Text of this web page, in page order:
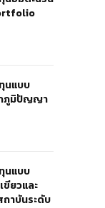
นแบบ
ภูมิปัญญา
นแบบ
ยวและ
าบันระดับ